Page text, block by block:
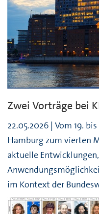
Zwei Vorträge bei
22.05.2026 | Vom 19.
Hamburg zum vierten
aktuelle
im Kontext der